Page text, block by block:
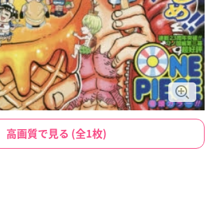
高画質で見る (全1枚)